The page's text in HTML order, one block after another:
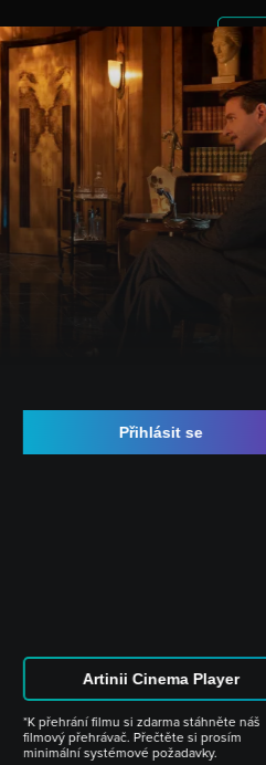
ZAČNĚTE PROMÍTAT
Přihlásit se
Artinii Cinema Player
*K přehrání filmu si zdarma stáhněte náš
filmový přehrávač. Přečtěte si prosím
minimální systémové požadavky.